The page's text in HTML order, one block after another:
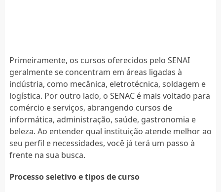
Primeiramente, os cursos oferecidos pelo SENAI
geralmente se concentram em áreas ligadas à
indústria, como mecânica, eletrotécnica, soldagem e
logística. Por outro lado, o SENAC é mais voltado para
comércio e serviços, abrangendo cursos de
informática, administração, saúde, gastronomia e
beleza. Ao entender qual instituição atende melhor ao
seu perfil e necessidades, você já terá um passo à
frente na sua busca.
Processo seletivo e tipos de curso